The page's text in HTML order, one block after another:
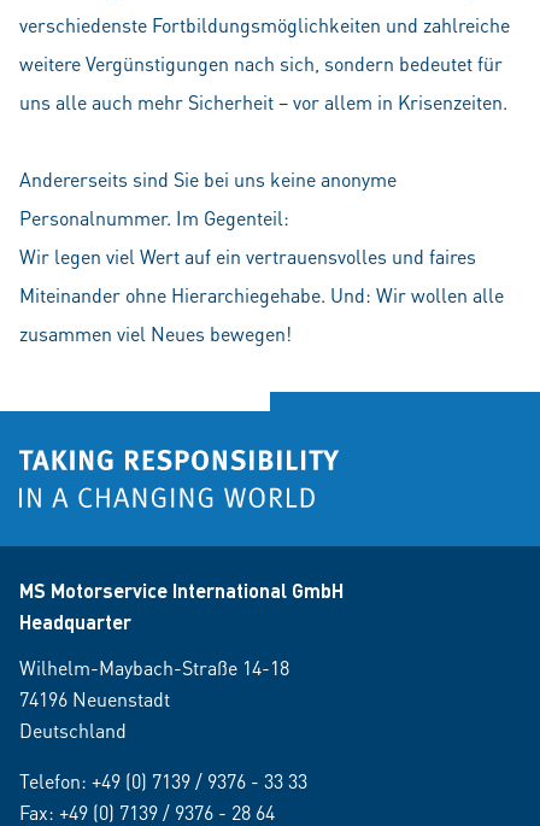
verschiedenste Fortbildungsmöglichkeiten und zahlreiche
weitere Vergünstigungen nach sich, sondern bedeutet für
uns alle auch mehr Sicherheit – vor allem in Krisenzeiten.
Andererseits sind Sie bei uns keine anonyme
Personalnummer. Im Gegenteil:
Wir legen viel Wert auf ein vertrauensvolles und faires
Miteinander ohne Hierarchiegehabe. Und: Wir wollen alle
zusammen viel Neues bewegen!
MS Motorservice International GmbH
Headquarter
Wilhelm-Maybach-Straße 14-18
74196 Neuenstadt
Deutschland
Telefon: +49 (0) 7139 / 9376 - 33 33
Fax: +49 (0) 7139 / 9376 - 28 64